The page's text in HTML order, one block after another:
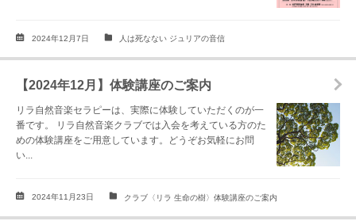
2024年12月7日 人は死なない ジュリアの音信
【2024年12月】体験講座のご案内
リラ自然音楽セラピーは、実際に体験していただくのが一
番です。 リラ自然音楽クラブでは入会を考えている方のた
めの体験講座をご用意しています。どうぞお気軽にお問
い...
2024年11月23日 クラブ〈リラ 生命の樹〉体験講座のご案内